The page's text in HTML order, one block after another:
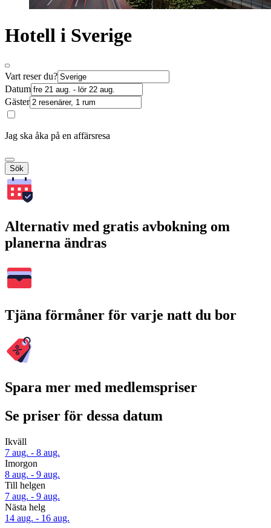
Hotell i Sverige
Vart reser du?
Datum
Gäster
Jag ska åka på en affärsresa
Sök
Alternativ med gratis avbokning om
planerna ändras
Tjäna förmåner för varje natt du bor
Spara mer med medlemspriser
Se priser för dessa datum
Ikväll
7 aug. - 8 aug.
Imorgon
8 aug. - 9 aug.
Till helgen
7 aug. - 9 aug.
Nästa helg
14 aug. - 16 aug.